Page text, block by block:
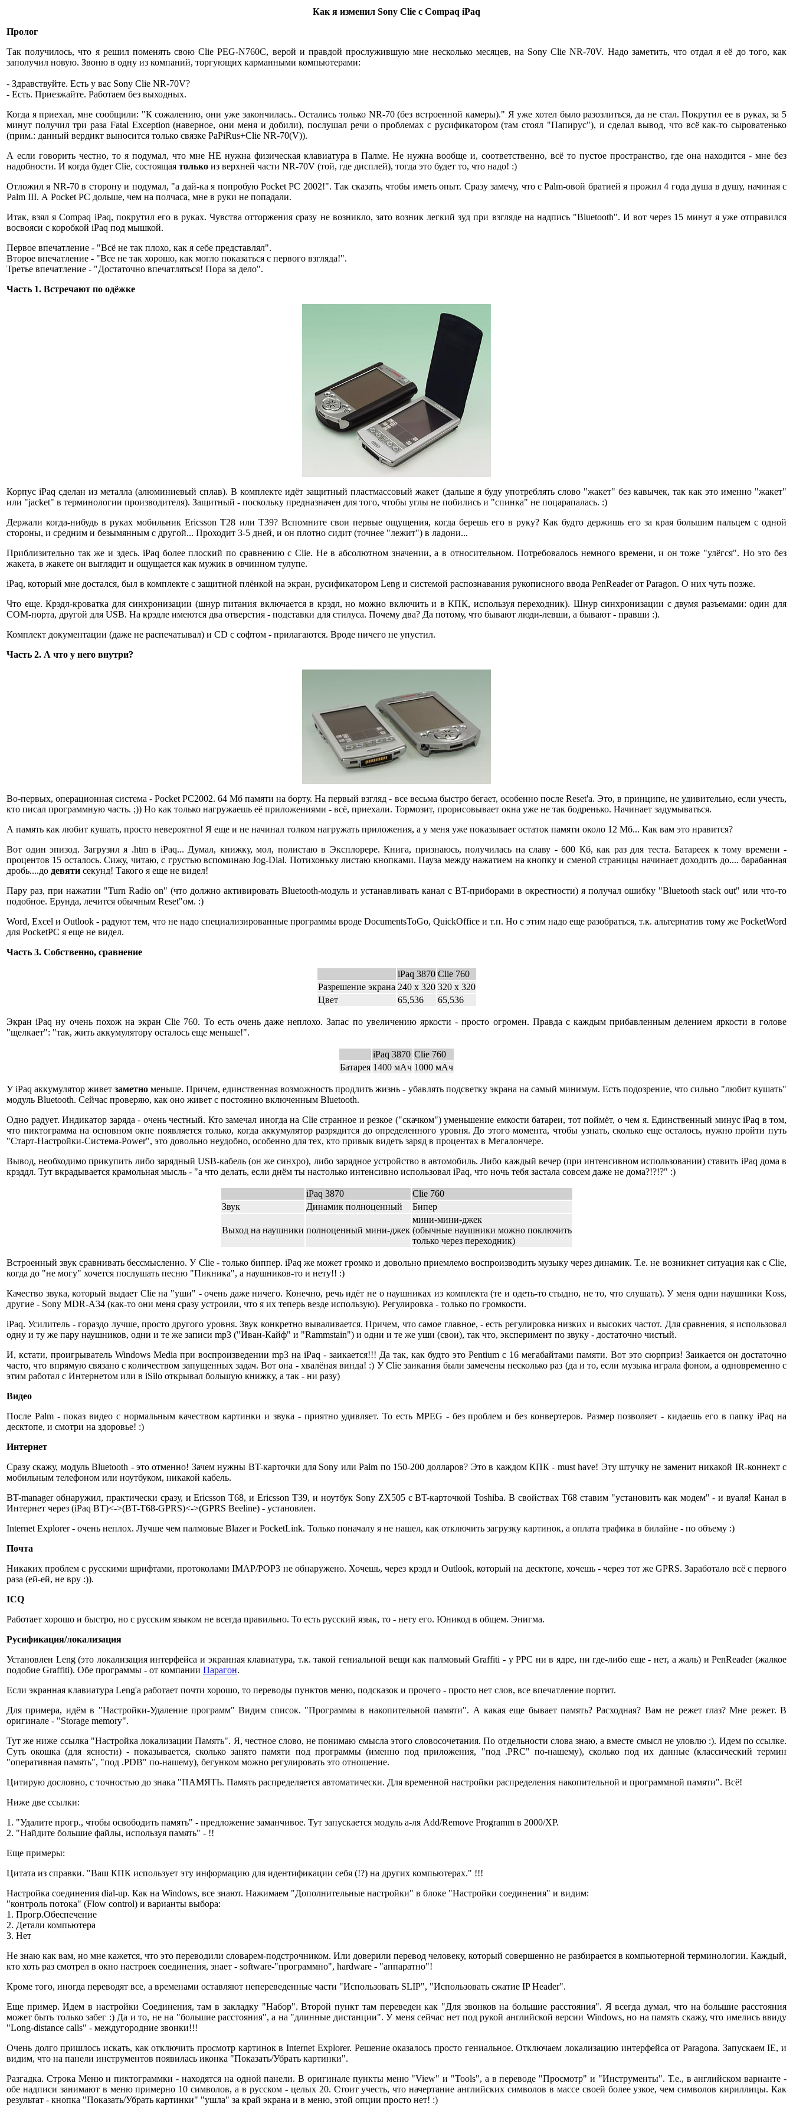
Как я изменил Sony Clie с Compaq iPaq
Пролог
Так получилось, что я решил поменять свою Clie PEG-N760C, верой и правдой прослужившую мне несколько месяцев, на Sony Clie NR-70V. Надо заметить, что отдал я её до того, как
заполучил новую. Звоню в одну из компаний, торгующих карманными компьютерами:
- Здравствуйте. Есть у вас Sony Clie NR-70V?
- Есть. Приезжайте. Работаем без выходных.
Когда я приехал, мне сообщили: "К сожалению, они уже закончилась.. Остались только NR-70 (без встроенной камеры)." Я уже хотел было разозлиться, да не стал. Покрутил ее в руках, за 5
минут получил три раза Fatal Exception (наверное, они меня и добили), послушал речи о проблемах с русификатором (там стоял "Папирус"), и сделал вывод, что всё как-то сыроватенько
(прим.: данный вердикт выносится только связке PaPiRus+Clie NR-70(V)).
А если говорить честно, то я подумал, что мне НЕ нужна физическая клавиатура в Палме. Не нужна вообще и, соответственно, всё то пустое пространство, где она находится - мне без
надобности. И когда будет Clie, состоящая только из верхней части NR-70V (той, где дисплей), тогда это будет то, что надо! :)
Отложил я NR-70 в сторону и подумал, "а дай-ка я попробую Pocket PC 2002!". Так сказать, чтобы иметь опыт. Сразу замечу, что с Palm-овой братией я прожил 4 года душа в душу, начиная с
Palm III. А Pocket PC дольше, чем на полчаса, мне в руки не попадали.
Итак, взял я Compaq iPaq, покрутил его в руках. Чувства отторжения сразу не возникло, зато возник легкий зуд при взгляде на надпись "Bluetooth". И вот через 15 минут я уже отправился
восвояси с коробкой iPaq под мышкой.
Первое впечатление - "Всё не так плохо, как я себе представлял".
Второе впечатление - "Все не так хорошо, как могло показаться с первого взгляда!".
Третье впечатление - "Достаточно впечатляться! Пора за дело".
Часть 1. Встречают по одёжке
Корпус iPaq сделан из металла (алюминиевый сплав). В комплекте идёт защитный пластмассовый жакет (дальше я буду употреблять слово "жакет" без кавычек, так как это именно "жакет"
или "jacket" в терминологии производителя). Защитный - поскольку предназначен для того, чтобы углы не побились и "спинка" не поцарапалась. :)
Держали когда-нибудь в руках мобильник Ericsson T28 или T39? Вспомните свои первые ощущения, когда берешь его в руку? Как будто держишь его за края большим пальцем с одной
стороны, и средним и безымянным с другой... Проходит 3-5 дней, и он плотно сидит (точнее "лежит") в ладони...
Приблизительно так же и здесь. iPaq более плоский по сравнению с Clie. Не в абсолютном значении, а в относительном. Потребовалось немного времени, и он тоже "улёгся". Но это без
жакета, в жакете он выглядит и ощущается как мужик в овчинном тулупе.
iPaq, который мне достался, был в комплекте с защитной плёнкой на экран, русификатором Leng и системой распознавания рукописного ввода PenReader от Paragon. О них чуть позже.
Что еще. Крэдл-кроватка для синхронизации (шнур питания включается в крэдл, но можно включить и в КПК, используя переходник). Шнур синхронизации с двумя разъемами: один для
COM-порта, другой для USB. На крэдле имеются два отверстия - подставки для стилуса. Почему два? Да потому, что бывают люди-левши, а бывают - правши :).
Комплект документации (даже не распечатывал) и CD с софтом - прилагаются. Вроде ничего не упустил.
Часть 2. А что у него внутри?
Во-первых, операционная система - Pocket PC2002. 64 Мб памяти на борту. На первый взгляд - все весьма быстро бегает, особенно после Reset'a. Это, в принципе, не удивительно, если учесть,
кто писал программную часть. ;)) Но как только нагружаешь её приложениями - всё, приехали. Тормозит, прорисовывает окна уже не так бодренько. Начинает задумываться.
А память как любит кушать, просто невероятно! Я еще и не начинал толком нагружать приложения, а у меня уже показывает остаток памяти около 12 Мб... Как вам это нравится?
Вот один эпизод. Загрузил я .htm в iPaq... Думал, книжку, мол, полистаю в Эксплорере. Книга, признаюсь, получилась на славу - 600 Кб, как раз для теста. Батареек к тому времени -
процентов 15 осталось. Сижу, читаю, с грустью вспоминаю Jog-Dial. Потихоньку листаю кнопками. Пауза между нажатием на кнопку и сменой страницы начинает доходить до.... барабанная
дробь....до девяти секунд! Такого я еще не видел!
Пару раз, при нажатии "Turn Radio on" (что должно активировать Bluetooth-модуль и устанавливать канал с BT-приборами в окрестности) я получал ошибку "Bluetooth stack out" или что-то
подобное. Ерунда, лечится обычным Reset"ом. :)
Word, Excel и Outlook - радуют тем, что не надо специализированные программы вроде DocumentsToGo, QuickOffice и т.п. Но с этим надо еще разобраться, т.к. альтернатив тому же PocketWord
для PocketPC я еще не видел.
Часть 3. Собственно, сравнение
iPaq 3870 Clie 760
Разрешение экрана 240 х 320 320 х 320
Цвет
65,536 65,536
Экран iPaq ну очень похож на экран Clie 760. То есть очень даже неплохо. Запас по увеличению яркости - просто огромен. Правда с каждым прибавленным делением яркости в голове
"щелкает": "так, жить аккумулятору осталось еще меньше!".
iPaq 3870 Clie 760
Батарея 1400 мАч 1000 мАч
У iPaq аккумулятор живетзаметно меньше. Причем, единственная возможность продлить жизнь - убавлять подсветку экрана на самый минимум. Есть подозрение, что сильно "любит кушать"
модуль Bluetooth. Сейчас проверяю, как оно живет с постоянно включенным Bluetooth.
Одно радует. Индикатор заряда - очень честный. Кто замечал иногда на Clie странное и резкое ("скачком") уменьшение емкости батареи, тот поймёт, о чем я. Единственный минус iPaq в том,
что пиктограмма на основном окне появляется только, когда аккумулятор разрядится до определенного уровня. До этого момента, чтобы узнать, сколько еще осталось, нужно пройти путь
"Старт-Настройки-Система-Power", это довольно неудобно, особенно для тех, кто привык видеть заряд в процентах в Мегалончере.
Вывод, необходимо прикупить либо зарядный USB-кабель (он же синхро), либо зарядное устройство в автомобиль. Либо каждый вечер (при интенсивном использовании) ставить iPaq дома в
крэддл. Тут вкрадывается крамольная мысль - "а что делать, если днём ты настолько интенсивно использовал iPaq, что ночь тебя застала совсем даже не дома?!?!?" :)
iPaq 3870
Clie 760
Звук
Динамик полноценный Бипер
Выход на наушники полноценный мини-джек
мини-мини-джек
(обычные наушники можно поключить
только через переходник)
Встроенный звук сравнивать бессмысленно. У Clie - только биппер. iPaq же может громко и довольно приемлемо воспроизводить музыку через динамик. Т.е. не возникнет ситуация как с Clie,
когда до "не могу" хочется послушать песню "Пикника", а наушников-то и нету!! :)
Качество звука, который выдает Clie на "уши" - очень даже ничего. Конечно, речь идёт не о наушниках из комплекта (те и одеть-то стыдно, не то, что слушать). У меня одни наушники Koss,
другие - Sony MDR-A34 (как-то они меня сразу устроили, что я их теперь везде использую). Регулировка - только по громкости.
iPaq. Усилитель - гораздо лучше, просто другого уровня. Звук конкретно вываливается. Причем, что самое главное, - есть регулировка низких и высоких частот. Для сравнения, я использовал
одну и ту же пару наушников, одни и те же записи mp3 ("Иван-Кайф" и "Rammstain") и одни и те же уши (свои), так что, эксперимент по звуку - достаточно чистый.
И, кстати, проигрыватель Windows Media при воспроизведении mp3 на iPaq - заикается!!! Да так, как будто это Pentium с 16 мегабайтами памяти. Вот это сюрприз! Заикается он достаточно
часто, что впрямую связано с количеством запущенных задач. Вот она - хвалёная винда! :) У Clie заикания были замечены несколько раз (да и то, если музыка играла фоном, а одновременно с
этим работал с Интернетом или в iSilo открывал большую книжку, а так - ни разу)
Видео
После Palm - показ видео с нормальным качеством картинки и звука - приятно удивляет. То есть MPEG - без проблем и без конвертеров. Размер позволяет - кидаешь его в папку iPaq на
десктопе, и смотри на здоровье! :)
Интернет
Сразу скажу, модуль Bluetooth - это отменно! Зачем нужны BT-карточки для Sony или Palm по 150-200 долларов? Это в каждом КПК - must have! Эту штучку не заменит никакой IR-коннект с
мобильным телефоном или ноутбуком, никакой кабель.
BT-manager обнаружил, практически сразу, и Ericsson T68, и Ericsson T39, и ноутбук Sony ZX505 с BT-карточкой Toshiba. В свойствах Т68 ставим "установить как модем" - и вуаля! Канал в
Интернет через (iPaq BT)<->(BT-T68-GPRS)<->(GPRS Beeline) - установлен.
Internet Explorer - очень неплох. Лучше чем палмовые Blazer и PocketLink. Только поначалу я не нашел, как отключить загрузку картинок, а оплата трафика в билайне - по объему :)
Почта
Никаких проблем с русскими шрифтами, протоколами IMAP/POP3 не обнаружено. Хочешь, через крэдл и Outlook, который на десктопе, хочешь - через тот же GPRS. Заработало всё с первого
раза (ей-ей, не вру :)).
ICQ
Работает хорошо и быстро, но с русским языком не всегда правильно. То есть русский язык, то - нету его. Юникод в общем. Энигма.
Русификация/локализация
Установлен Leng (это локализация интерфейса и экранная клавиатура, т.к. такой гениальной вещи как палмовый Graffiti - у PPC ни в ядре, ни где-либо еще - нет, а жаль) и PenReader (жалкое
подобие Graffiti). Обе программы - от компании Парагон.
Если экранная клавиатура Leng'a работает почти хорошо, то переводы пунктов меню, подсказок и прочего - просто нет слов, все впечатление портит.
Для примера, идём в "Настройки-Удаление программ" Видим список. "Программы в накопительной памяти". А какая еще бывает память? Расходная? Вам не режет глаз? Мне режет. В
оригинале - "Storage memory".
Тут же ниже ссылка "Настройка локализации Память". Я, честное слово, не понимаю смысла этого словосочетания. По отдельности слова знаю, а вместе смысл не уловлю :). Идем по ссылке.
Суть окошка (для ясности) - показывается, сколько занято памяти под программы (именно под приложения, "под .PRC" по-нашему), сколько под их данные (классический термин
"оперативная память", "под .PDB" по-нашему), бегунком можно регулировать это отношение.
Цитирую дословно, с точностью до знака "ПАМЯТЬ. Память распределяется автоматически. Для временной настройки распределения накопительной и программной памяти". Всё!
Ниже две ссылки:
1. "Удалите прогр., чтобы освободить память" - предложение заманчивое. Тут запускается модуль а-ля Add/Remove Programm в 2000/XP.
2. "Найдите большие файлы, используя память" - !!
Еще примеры:
Цитата из справки. "Ваш КПК использует эту информацию для идентификации себя (!?) на других компьютерах." !!!
Настройка соединения dial-up. Как на Windows, все знают. Нажимаем "Дополнительные настройки" в блоке "Настройки соединения" и видим:
"контроль потока" (Flow control) и варианты выбора:
1. Прогр.Обеспечение
2. Детали компьютера
3. Нет
Не знаю как вам, но мне кажется, что это переводили словарем-подстрочником. Или доверили перевод человеку, который совершенно не разбирается в компьютерной терминологии. Каждый,
кто хоть раз смотрел в окно настроек соединения, знает - software-"программно", hardware - "аппаратно"!
Кроме того, иногда переводят все, а временами оставляют непереведенные части "Использовать SLIP", "Использовать сжатие IP Header".
Еще пример. Идем в настройки Соединения, там в закладку "Набор". Второй пункт там переведен как "Для звонков на большие расстояния". Я всегда думал, что на большие расстояния
может быть только забег :) Да и то, не на "большие расстояния", а на "длинные дистанции". У меня сейчас нет под рукой английской версии Windows, но на память скажу, что имелись ввиду
"Long-distance calls" - междугородние звонки!!!
Очень долго пришлось искать, как отключить просмотр картинок в Internet Explorer. Решение оказалось просто гениальное. Отключаем локализацию интерфейса от Paragona. Запускаем IE, и
видим, что на панели инструментов появилась иконка "Показать/Убрать картинки".
Разгадка. Строка Меню и пиктограммки - находятся на одной панели. В оригинале пункты меню "View" и "Tools", а в переводе "Просмотр" и "Инструменты". Т.е., в английском варианте -
обе надписи занимают в меню примерно 10 символов, а в русском - целых 20. Стоит учесть, что начертание английских символов в массе своей более узкое, чем символов кириллицы. Как
результат - кнопка "Показать/Убрать картинки" "ушла" за край экрана и в меню, этой опции просто нет! :)